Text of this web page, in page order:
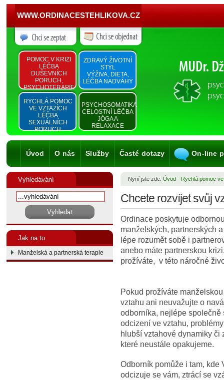
WWW.ORDINACESTEHLIKOVA.CZ
POMOC V KRIZI
LÉČBA
DUŠEVNÍCH
PORUCH,
PSYCHOTERAPIE
ZDRAVÝ ŽIVOTNÍ
STYL
VÝŽIVA, DIETA,
LÉČBA NADVÁHY
RYCHLÁ POMOC
VE VZTAZÍCH
LÉČBA
SEXUÁLNÍCH
PORUCH
PSYCHOSOMATIKA
CELOSTNÍ LÉČBA
JÓGA A
RELAXACE
Úvod O nás Služby Časté dotazy On-line
Vyhledávání
Jak na to
Manželská a partnerská terapie
Nyní jste zde: Úvod - Rychlá pomoc
Chcete rozvíjet svůj
Ordinace poskytuje
manželských, partnerských
lépe rozumět sobě i
anebo máte partnerskou
prožíváte, v této náročné
Pokud prožíváte
vztahu ani neuvažujte o
odborníka, nejlépe společně
odcizení ve vztahu,
hlubší vztahové dynamiky či
které neustále opakujeme.
Odborník pomůže i tam, kde
odcizuje se vám, ztrácí se